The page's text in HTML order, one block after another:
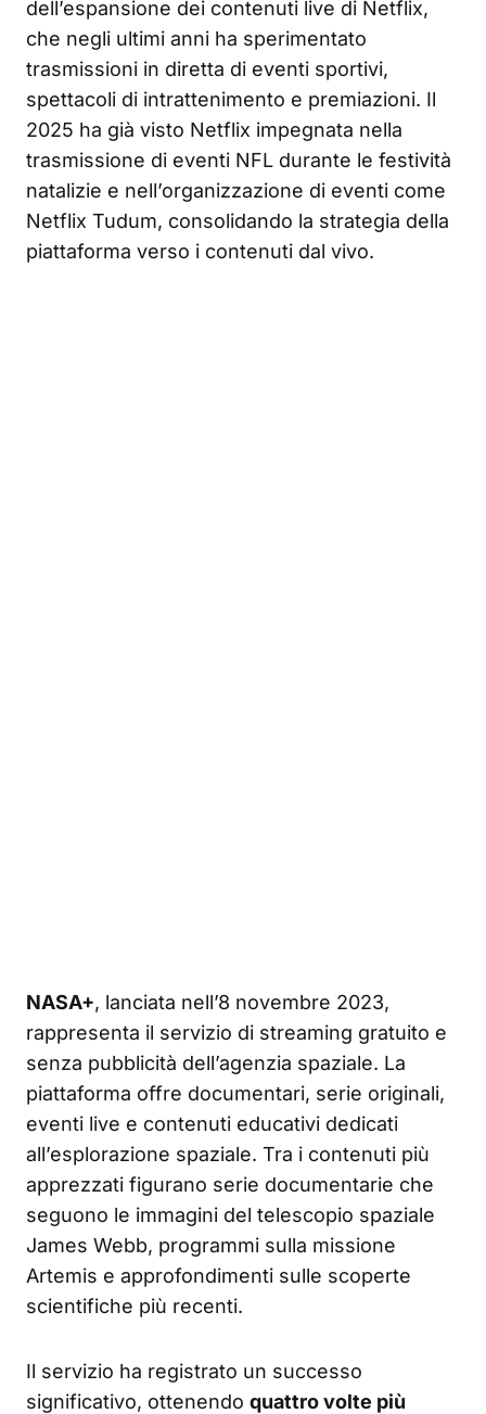
dell’espansione dei contenuti live di Netflix,
che negli ultimi anni ha sperimentato
trasmissioni in diretta di eventi sportivi,
spettacoli di intrattenimento e premiazioni. Il
2025 ha già visto Netflix impegnata nella
trasmissione di eventi NFL durante le festività
natalizie e nell’organizzazione di eventi come
Netflix Tudum, consolidando la strategia della
piattaforma verso i contenuti dal vivo.
NASA+, lanciata nell’8 novembre 2023,
rappresenta il servizio di streaming gratuito e
senza pubblicità dell’agenzia spaziale. La
piattaforma offre documentari, serie originali,
eventi live e contenuti educativi dedicati
all’esplorazione spaziale. Tra i contenuti più
apprezzati figurano serie documentarie che
seguono le immagini del telescopio spaziale
James Webb, programmi sulla missione
Artemis e approfondimenti sulle scoperte
scientifiche più recenti.
Il servizio ha registrato un successo
significativo, ottenendo quattro volte più